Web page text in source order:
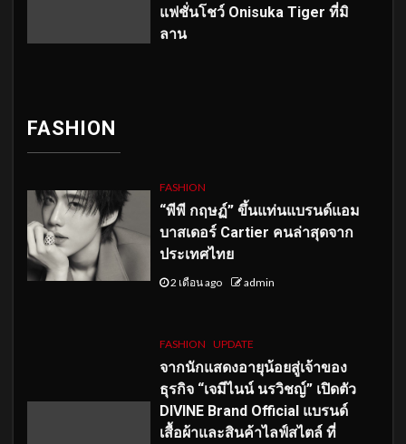
แฟชั่นโชว์ Onisuka Tiger ที่มิ
ลาน
FASHION
FASHION
“พีพี กฤษฏ์” ขึ้นแท่นแบรนด์แอม
บาสเดอร์ Cartier คนล่าสุดจาก
ประเทศไทย
2 เดือน ago admin
FASHION UPDATE
จากนักแสดงอายุน้อยสู่เจ้าของ
ธุรกิจ “เจมีไนน์ นรวิชญ์” เปิดตัว
DIVINE Brand Official แบรนด์
เสื้อผ้าและสินค้าไลฟ์สไตล์ ที่